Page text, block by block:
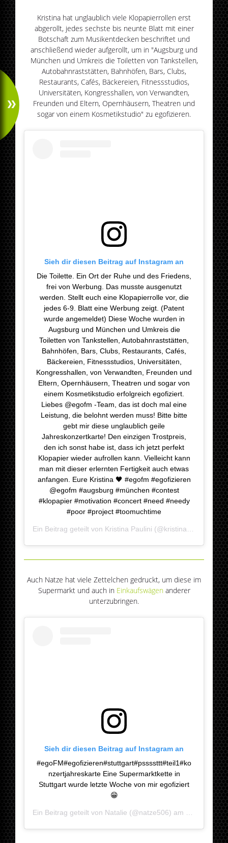
Kristina hat unglaublich viele Klopapierrollen erst
abgerollt, jedes sechste bis neunte Blatt mit einer
Botschaft zum Musikentdecken beschriftet und
anschließend wieder aufgerollt, um in "Augsburg und
München und Umkreis die Toiletten von Tankstellen,
Autobahnraststätten, Bahnhöfen, Bars, Clubs,
Restaurants, Cafés, Bäckereien, Fitnessstudios,
Universitäten, Kongresshallen, von Verwandten,
Freunden und Eltern, Opernhäusern, Theatren und
sogar von einem Kosmetikstudio" zu egofizieren.
Sieh dir diesen Beitrag auf Instagram an
Die Toilette. Ein Ort der Ruhe und des Friedens,
frei von Werbung. Das musste ausgenutzt
werden. Stellt euch eine Klopapierrolle vor, die
jedes 6-9. Blatt eine Werbung zeigt. (Patent
wurde angemeldet) Diese Woche wurden in
Augsburg und München und Umkreis die
Toiletten von Tankstellen, Autobahnraststätten,
Bahnhöfen, Bars, Clubs, Restaurants, Cafés,
Bäckereien, Fitnessstudios, Universitäten,
Kongresshallen, von Verwandten, Freunden und
Eltern, Opernhäusern, Theatren und sogar von
einem Kosmetikstudio erfolgreich egofiziert.
Liebes @egofm -Team, das ist doch mal eine
Leistung, die belohnt werden muss! Bitte bitte
gebt mir diese unglaublich geile
Jahreskonzertkarte! Den einzigen Trostpreis,
den ich sonst habe ist, dass ich jetzt perfekt
Klopapier wieder aufrollen kann. Vielleicht kann
man mit dieser erlernten Fertigkeit auch etwas
anfangen. Eure Kristina 🖤 #egofm #egofizieren
@egofm #augsburg #münchen #contest
#klopapier #motivation #concert #need #needy
#poor #project #toomuchtime
Ein Beitrag geteilt von Kristina Paulini (@kristina_paulini) am
Auch Natze hat viele Zettelchen gedruckt, um diese im
Supermarkt und auch in Einkaufswägen anderer
unterzubringen.
Sieh dir diesen Beitrag auf Instagram an
#egoFM#egofizieren#stuttgart#pssssttt#teil1#ko
nzertjahreskarte Eine Supermarktkette in
Stuttgart wurde letzte Woche von mir egofiziert
😁
Ein Beitrag geteilt von Natalie (@natze506) am Jan 13,